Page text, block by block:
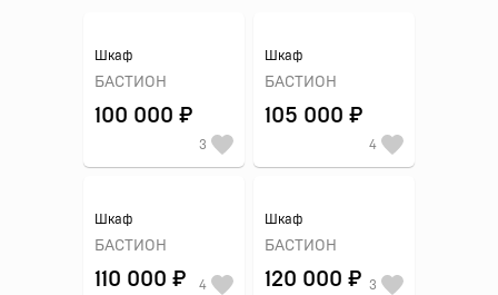
Шкаф
БАСТИОН
100 000 ₽
3
Шкаф
БАСТИОН
105 000 ₽
4
Шкаф
БАСТИОН
110 000 ₽ 4
Шкаф
БАСТИОН
120 000 ₽ 3